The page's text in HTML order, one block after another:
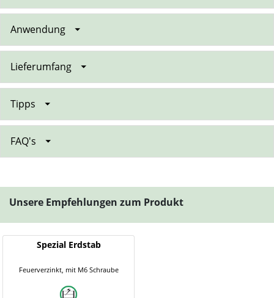
Anwendung
Lieferumfang
Tipps
FAQ's
Unsere Empfehlungen zum Produkt
Spezial Erdstab
Feuerverzinkt, mit M6 Schraube